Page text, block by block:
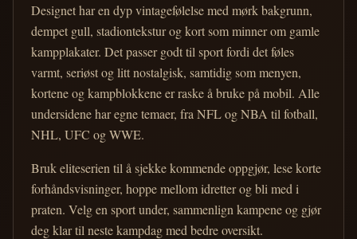
Designet har en dyp vintagefølelse med mørk bakgrunn,
dempet gull, stadiontekstur og kort som minner om gamle
kampplakater. Det passer godt til sport fordi det føles
varmt, seriøst og litt nostalgisk, samtidig som menyen,
kortene og kampblokkene er raske å bruke på mobil. Alle
undersidene har egne temaer, fra NFL og NBA til fotball,
NHL, UFC og WWE.
Bruk eliteserien til å sjekke kommende oppgjør, lese korte
forhåndsvisninger, hoppe mellom idretter og bli med i
praten. Velg en sport under, sammenlign kampene og gjør
deg klar til neste kampdag med bedre oversikt.